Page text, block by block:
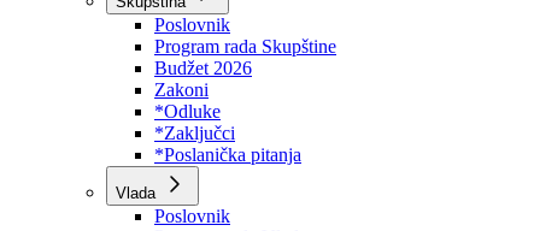
Dokumenti
Skupština
Poslovnik
Program rada Skupštine
Budžet 2026
Zakoni
*Odluke
*Zaključci
*Poslanička pitanja